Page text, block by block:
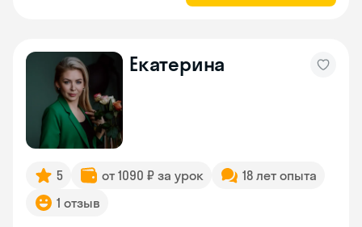
Екатерина
5 от 1090 ₽ за урок
18 лет опыта
1 отзыв